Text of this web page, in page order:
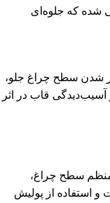
شده که جلوه‌ای
۲ می‌توان به کدر شدن سطح چراغ جلو،
قاب در اثر
منظم سطح چراغ،
استفاده از پولیش